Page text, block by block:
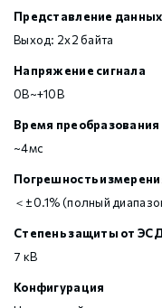
Представление данных
Выход: 2х2 байта
Напряжение сигнала
0В~+10В
Время преобразования
~4мс
Погрешность
＜±0.1% (полный
Степень защиты от
7 кВ
Конфигурация